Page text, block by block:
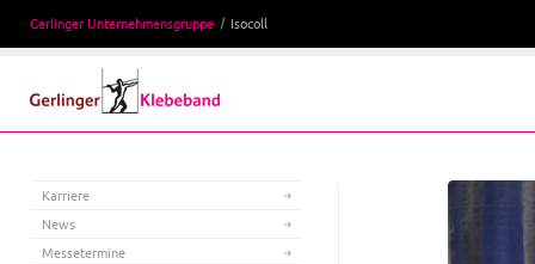
Gerlinger Unternehmensgruppe Isocoll
Karriere
News
Messetermine